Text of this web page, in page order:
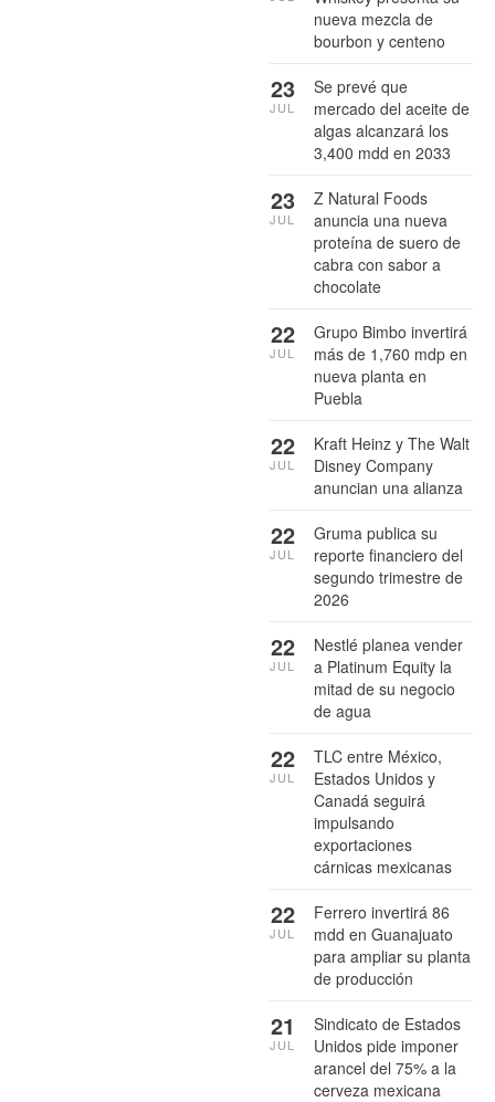
nueva mezcla de
bourbon y centeno
Se prevé que
mercado del aceite de
algas alcanzará los
3,400 mdd en 2033
23
JUL
Z Natural Foods
anuncia una nueva
proteína de suero de
cabra con sabor a
chocolate
23
JUL
Grupo Bimbo invertirá
más de 1,760 mdp en
nueva planta en
Puebla
22
JUL
Kraft Heinz y The Walt
Disney Company
anuncian una alianza
22
JUL
Gruma publica su
reporte financiero del
segundo trimestre de
2026
22
JUL
Nestlé planea vender
a Platinum Equity la
mitad de su negocio
de agua
22
JUL
TLC entre México,
Estados Unidos y
Canadá seguirá
impulsando
exportaciones
cárnicas mexicanas
22
JUL
Ferrero invertirá 86
mdd en Guanajuato
para ampliar su planta
de producción
22
JUL
Sindicato de Estados
Unidos pide imponer
arancel del 75% a la
cerveza mexicana
21
JUL